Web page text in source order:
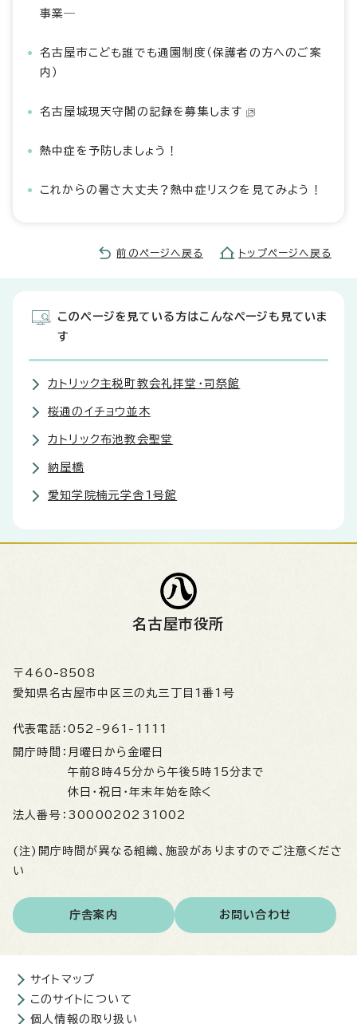
事業―
名古屋市こども誰でも通園制度（保護者の方へのご案
内）
名古屋城現天守閣の記録を募集します
熱中症を予防しましょう！
これからの暑さ大丈夫？熱中症リスクを見てみよう！
前のページへ戻る トップページへ戻る
このページを見ている方はこんなページも見ていま
す
カトリック主税町教会礼拝堂・司祭館
桜通のイチョウ並木
カトリック布池教会聖堂
納屋橋
愛知学院楠元学舎1号館
名古屋市役所
〒460-8508
愛知県名古屋市中区三の丸三丁目1番1号
代表電話： 052-961-1111
開庁時間： 月曜日から金曜日
午前8時45分から午後5時15分まで
休日・祝日・年末年始を除く
法人番号： 3000020231002
(注)開庁時間が異なる組織、施設がありますのでご注意くださ
い
庁舎案内 お問い合わせ
サイトマップ
このサイトについて
個人情報の取り扱い